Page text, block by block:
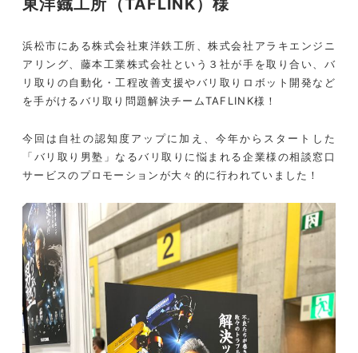
東洋鐡工所（TAFLINK）様
浜松市にある株式会社東洋鉄工所、株式会社アラキエンジニ
アリング、藤本工業株式会社という３社が手を取り合い、バ
リ取りの自動化・工程改善支援やバリ取りロボット開発など
を手がけるバリ取り問題解決チームTAFLINK様！
今回は自社の認知度アップに加え、今年からスタートした
「バリ取り男塾」なるバリ取りに悩まれる企業様の相談窓口
サービスのプロモーションが大々的に行われていました！